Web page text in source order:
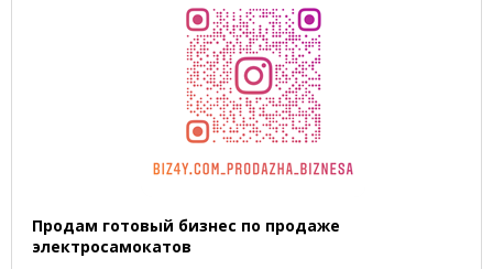
Продам готовый бизнес по продаже
электросамокатов